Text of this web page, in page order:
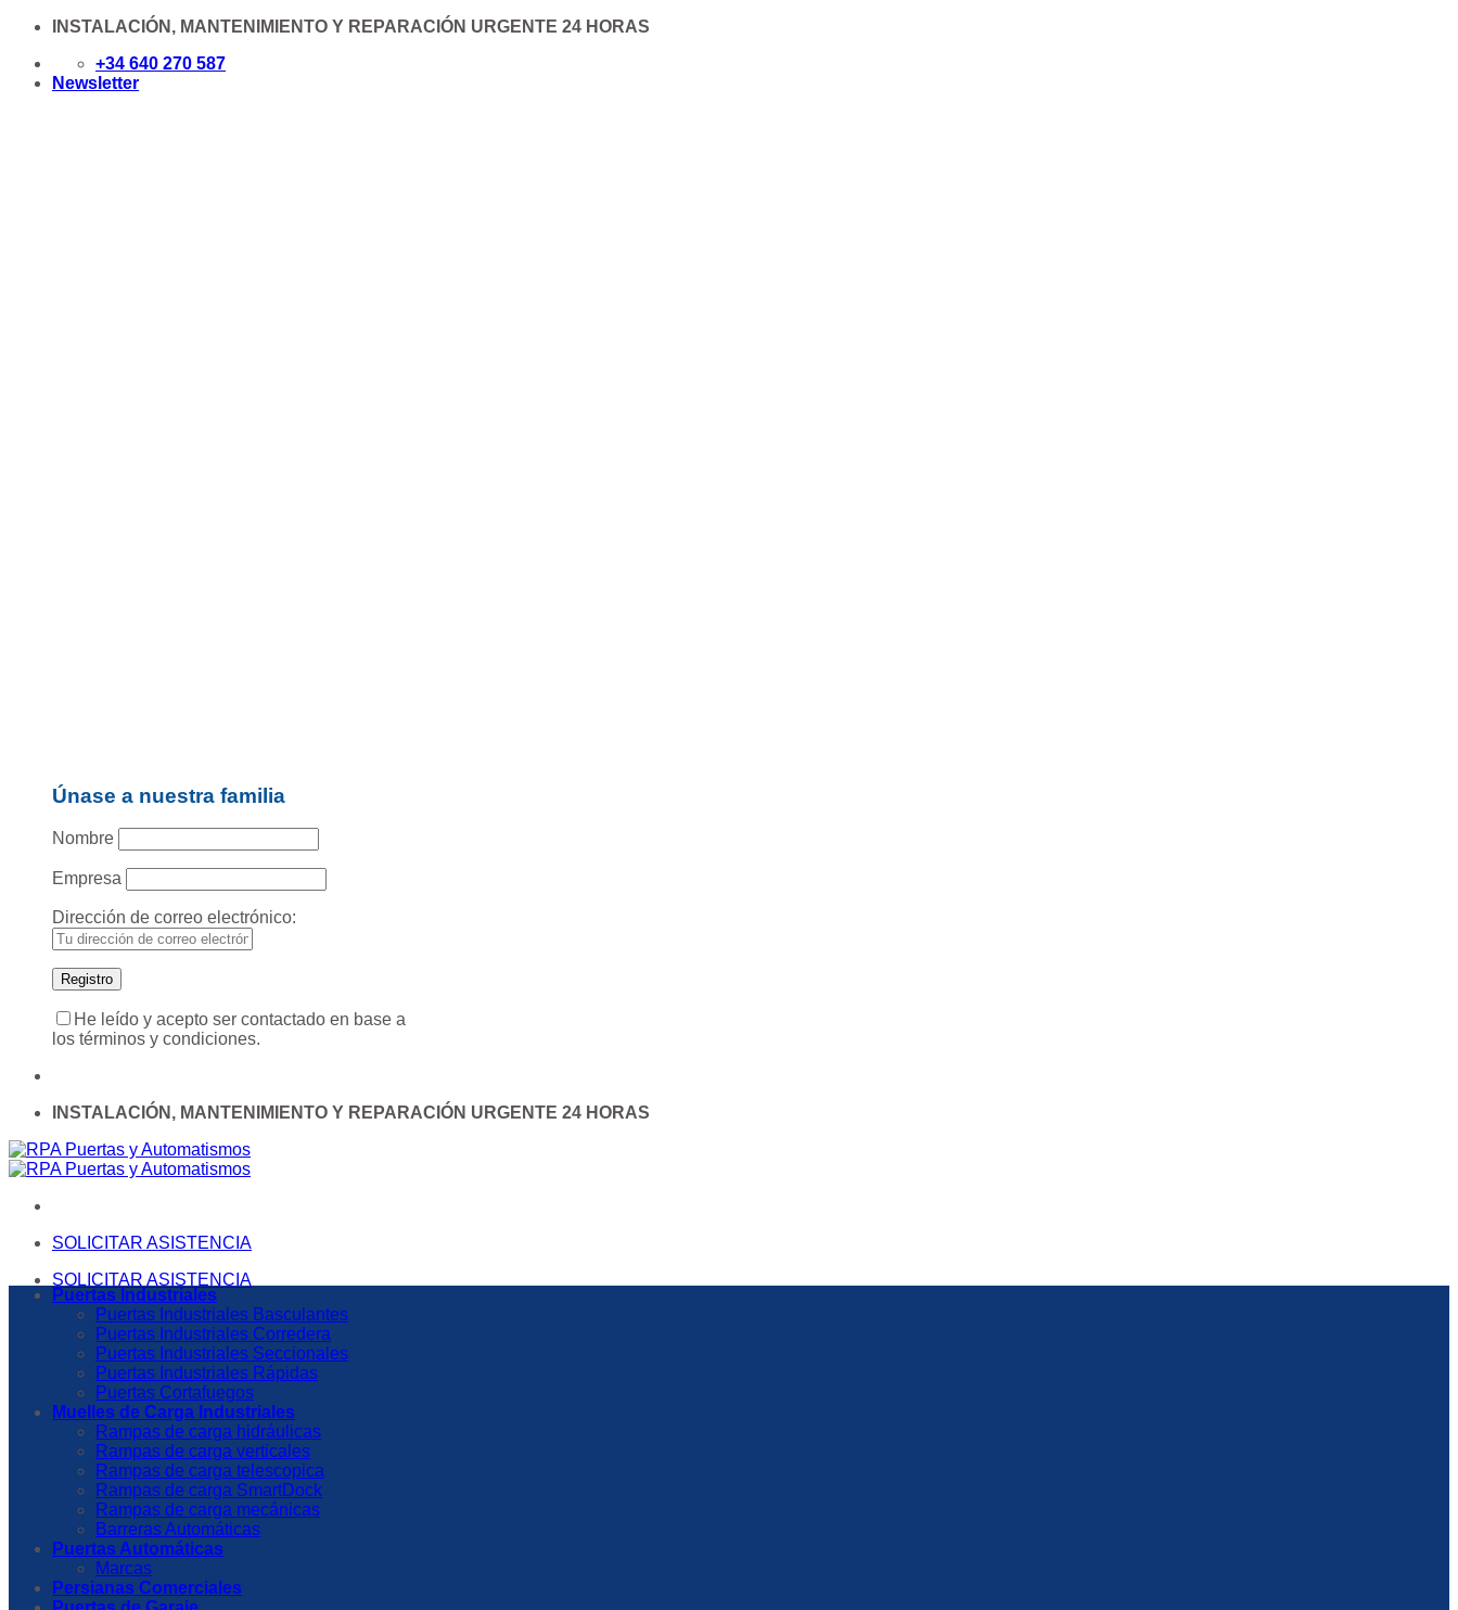
Saltar
contenido
INSTALACIÓN, MANTENIMIENTO Y REPARACIÓN URGENTE 24 HORAS
+34 640 270 587
Newsletter
Únase a nuestra familia
Nombre
Empresa
Dirección de correo electrónico:
He leído y acepto ser contactado en base a
los términos y condiciones.
INSTALACIÓN, MANTENIMIENTO Y REPARACIÓN URGENTE 24 HORAS
SOLICITAR ASISTENCIA
SOLICITAR ASISTENCIA
Puertas Industriales
Puertas Industriales Basculantes
Puertas Industriales Corredera
Puertas Industriales Seccionales
Puertas Industriales Rápidas
Puertas Cortafuegos
Muelles de Carga Industriales
Rampas de carga hidráulicas
Rampas de carga verticales
Rampas de carga telescopica
Rampas de carga SmartDock
Rampas de carga mecánicas
Barreras Automáticas
Puertas Automáticas
Marcas
Persianas Comerciales